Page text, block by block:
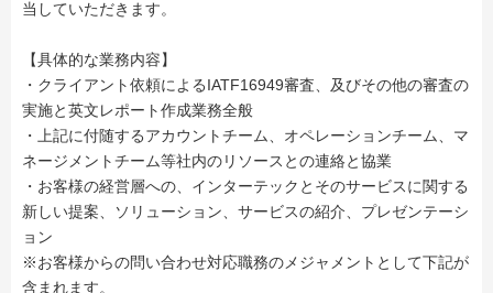
当していただきます。
【具体的な業務内容】
・クライアント依頼によるIATF16949審査、及びその他の審査の
実施と英文レポート作成業務全般
・上記に付随するアカウントチーム、オペレーションチーム、マ
ネージメントチーム等社内のリソースとの連絡と協業
・お客様の経営層への、インターテックとそのサービスに関する
新しい提案、ソリューション、サービスの紹介、プレゼンテーシ
ョン
※お客様からの問い合わせ対応職務のメジャメントとして下記が
含まれます。